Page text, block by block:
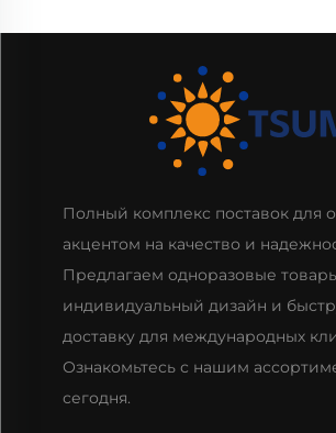
Полный комплекс поставок для
акцентом на качество и
Предлагаем одноразовые
индивидуальный дизайн и
доставку для международных
Ознакомьтесь с нашим
сегодня.